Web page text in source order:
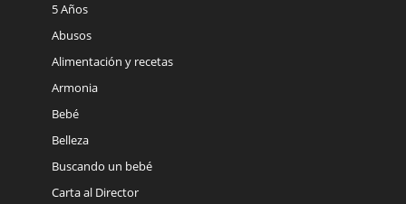
5 Años
Abusos
Alimentación y recetas
Armonia
Bebé
Belleza
Buscando un bebé
Carta al Director